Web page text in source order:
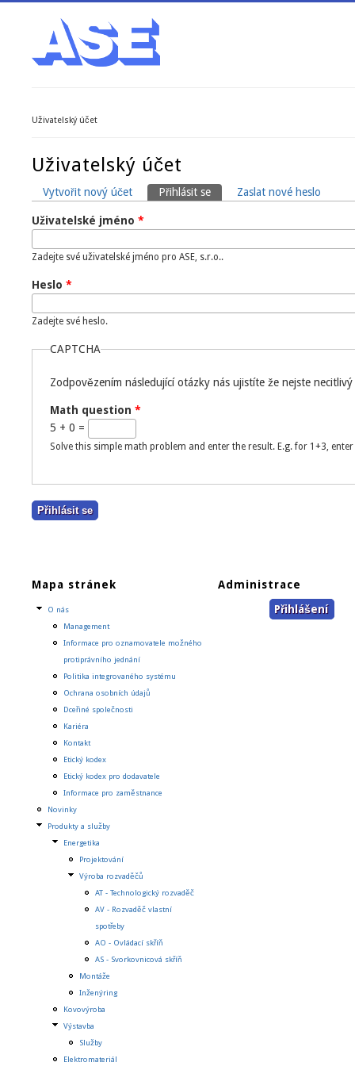
Uživatelský účet
Uživatelský účet
Hlavní záložky
Vytvořit nový účet Přihlásit se (aktivní záložka)
Zaslat nové heslo
Uživatelské jméno *
Zadejte své uživatelské jméno pro ASE, s.r.o..
Heslo *
Zadejte své heslo.
CAPTCHA
Zodpovězením následující otázky nás ujistíte že nejste
Math question *
5 + 0 =
Solve this simple math problem and enter the result. E.g. for 1+3, enter
Mapa stránek
O nás
Management
Informace pro oznamovatele možného
protiprávního jednání
Politika integrovaného systému
Ochrana osobních údajů
Dceřiné společnosti
Kariéra
Kontakt
Etický kodex
Etický kodex pro dodavatele
Informace pro zaměstnance
Novinky
Produkty a služby
Energetika
Projektování
Výroba rozvaděčů
AT - Technologický rozvaděč
AV - Rozvaděč vlastní
spotřeby
AO - Ovládací skříň
AS - Svorkovnicová skříň
Montáže
Inženýring
Kovovýroba
Výstavba
Služby
Elektromateriál
Administrace
Přihlášení